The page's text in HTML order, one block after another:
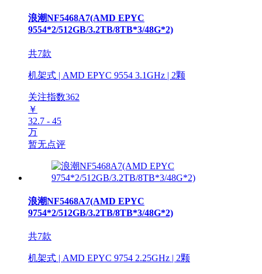
浪潮NF5468A7(AMD EPYC
9554*2/512GB/3.2TB/8TB*3/48G*2)
共7款
机架式 | AMD EPYC 9554 3.1GHz | 2颗
关注指数362
￥
32.7 - 45
万
暂无点评
浪潮NF5468A7(AMD EPYC
9754*2/512GB/3.2TB/8TB*3/48G*2)
共7款
机架式 | AMD EPYC 9754 2.25GHz | 2颗